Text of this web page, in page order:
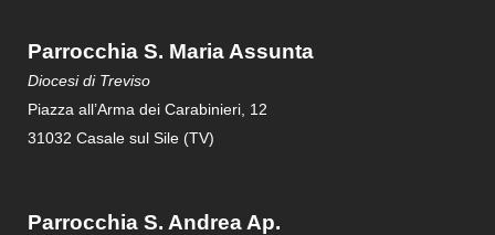
Parrocchia S. Maria Assunta
Diocesi di Treviso
Piazza all’Arma dei Carabinieri, 12
31032 Casale sul Sile (TV)
Parrocchia S. Andrea Ap.